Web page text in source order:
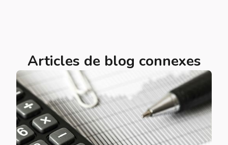
Articles de blog connexes